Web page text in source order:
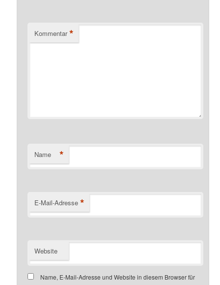
Kommentar *
Name *
E-Mail-Adresse *
Website
Name, E-Mail-Adresse und Website in diesem Browser für